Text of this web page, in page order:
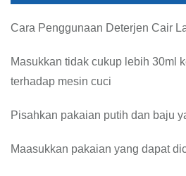
Cara Penggunaan Deterjen Cair
Masukkan tidak cukup lebih 30ml
terhadap mesin cuci
Pisahkan pakaian putih dan baju
Maasukkan pakaian yang dapat